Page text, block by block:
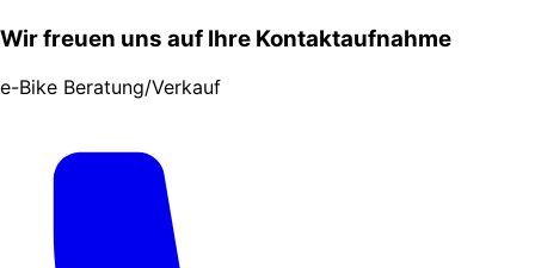
Wir freuen uns auf Ihre Kontaktaufnahme
e-Bike Beratung/Verkauf